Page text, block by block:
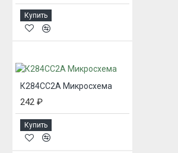
Купить
К284СС2А Микросхема
242 ₽
Купить